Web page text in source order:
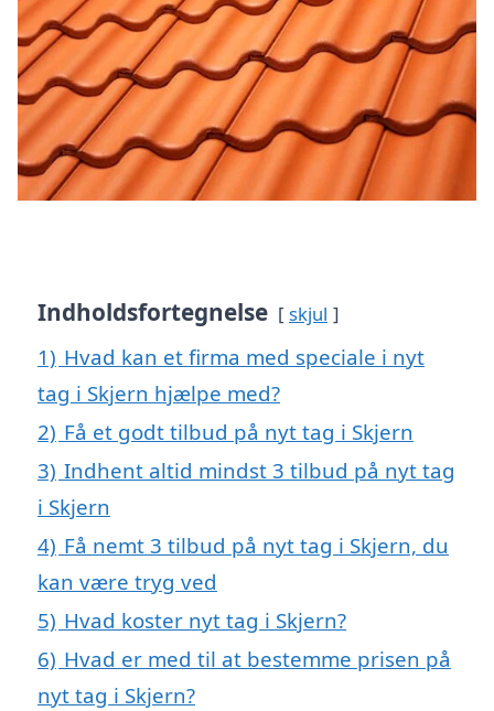
Indholdsfortegnelse skjul
1) Hvad kan et firma med speciale i nyt
tag i Skjern hjælpe med?
2) Få et godt tilbud på nyt tag i Skjern
3) Indhent altid mindst 3 tilbud på nyt tag
i Skjern
4) Få nemt 3 tilbud på nyt tag i Skjern, du
kan være tryg ved
5) Hvad koster nyt tag i Skjern?
6) Hvad er med til at bestemme prisen på
nyt tag i Skjern?